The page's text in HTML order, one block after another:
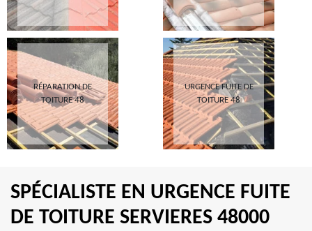
RÉPARATION DE
TOITURE 48
URGENCE FUITE DE
TOITURE 48
SPÉCIALISTE EN URGENCE FUITE
DE TOITURE SERVIERES 48000